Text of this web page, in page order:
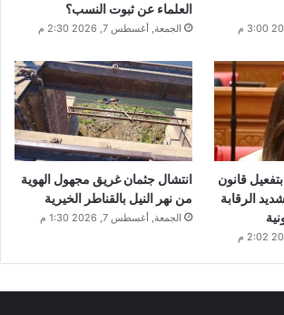
العلماء عن ثبوت النسب؟
الجمعة, أغسطس 7, 2026 2:30 م
قانون
الرقابة
انتشال جثمان غريق مجهول الهوية
من نهر النيل بالقناطر الخيرية
الجمعة, أغسطس 7, 2026 1:30 م